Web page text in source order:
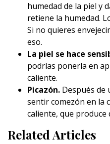
humedad de la piel y
retiene la humedad.
Si no quieres
eso.
La piel se hace
podrías ponerla en
caliente.
Picazón. Después de
sentir comezón en la
caliente, que produce
Related Articles